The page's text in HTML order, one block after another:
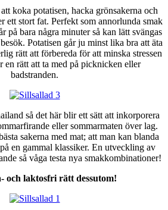
koka potatisen, hacka grönsakerna och
ett stort fat. Perfekt som annorlunda smak
på bara några minuter så kan lätt svängas
Potatisen går ju minst lika bra att äta
rätt att förbereda för att minska stressen
en rätt att ta med på picknicken eller
badstranden.
så det här blir ett sätt att inkorporera
eller sommarmaten över lag.
sakerna med mat; att man kan blanda
en gammal klassiker. En utveckling av
så våga testa nya smakkombinationer!
och laktosfri rätt dessutom!